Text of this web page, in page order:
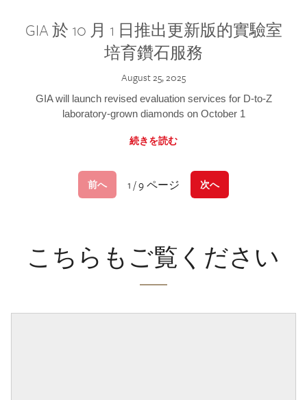
GIA 於 10 月 1 日推出更新版的實驗室
培育鑽石服務
August 25, 2025
GIA will launch revised evaluation services for D-to-Z
laboratory-grown diamonds on October 1
続きを読む
前へ 1 / 9 ページ 次へ
こちらもご覧ください